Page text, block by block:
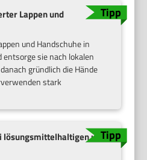
Lappen und
und Handschuhe in
sie nach lokalen
gründlich die Hände
stark
lösungsmittelhaltigen und